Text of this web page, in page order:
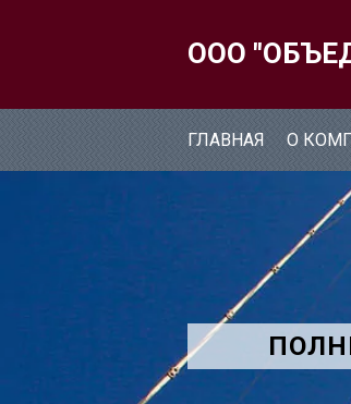
ООО
ГЛАВНАЯ О